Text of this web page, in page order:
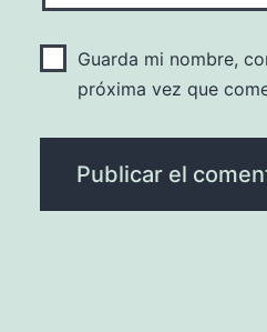
Guarda mi nombre,
próxima vez que